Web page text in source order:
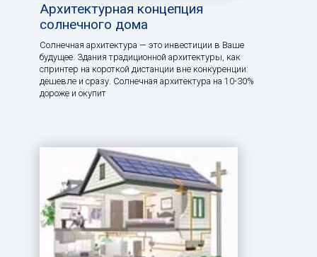
Архитектурная концепция
солнечного дома
Солнечная архитектура — это инвестиции в Ваше
будущее. Здания традиционной архитектуры, как
спринтер на короткой дистанции вне конкуренции:
дешевле и сразу. Солнечная архитектура на 10-30%
дороже и окупит